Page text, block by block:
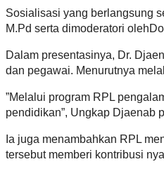
Sosialisasi yang berlangsung
M.Pd serta dimoderatori
Dalam presentasinya, Dr.
dan pegawai. Menurutnya
”Melalui program RPL
pendidikan”, Ungkap Djaenab
Ia juga menambahkan RPL
tersebut memberi kontribusi